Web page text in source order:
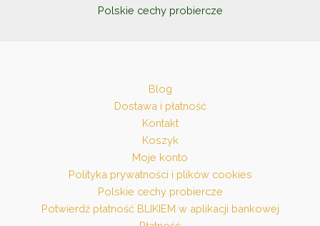
Polskie cechy probiercze
Blog
Dostawa i płatność
Kontakt
Koszyk
Moje konto
Polityka prywatności i plików cookies
Polskie cechy probiercze
Potwierdź płatność BLIKIEM w aplikacji bankowej